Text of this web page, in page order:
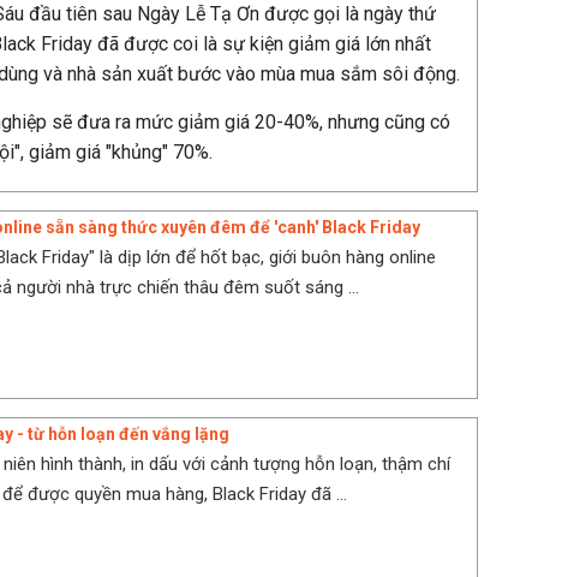
đầu tiên sau Ngày Lễ Tạ Ơn được gọi là ngày thứ
Friday đã được coi là sự kiện giảm giá lớn nhất
và nhà sản xuất bước vào mùa mua sắm sôi động.
sẽ đưa ra mức giảm giá 20-40%, nhưng cũng có
giảm giá "khủng" 70%.
sẵn sàng thức xuyên đêm để 'canh' Black Friday
Friday" là dịp lớn để hốt bạc, giới buôn hàng online
người nhà trực chiến thâu đêm suốt sáng ...
- từ hỗn loạn đến vắng lặng
hình thành, in dấu với cảnh tượng hỗn loạn, thậm chí
được quyền mua hàng, Black Friday đã ...